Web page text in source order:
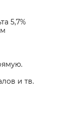
5,7%
и тв.